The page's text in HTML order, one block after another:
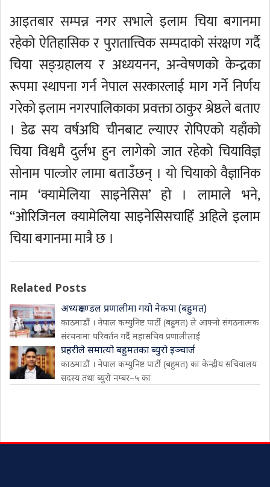
आइतबार सम्पन्न नगर सभाले इलाम चिया बगानमा
रहेको ऐतिहासिक र पुरातात्त्विक सम्पदाको संरक्षण गर्दै
चिया सङ्ग्रहालय र अध्ययनन, अन्वेषणको केन्द्रका
रूपमा स्थापना गर्न नेपाल सरकारलाई माग गर्ने निर्णय
गरेको इलाम नगरपालिकाका प्रवक्ता ठाकुर श्रेष्ठले बताए
। डेढ सय वर्षअघि चीनबाट ल्याएर रोपिएको यहाँको
चिया विश्वमै दुर्लभ हुन लागेको जात रहेको चियाविज्ञ
सोनाम पाल्जोर लामा बताउँछन् । यो चियाको वैज्ञानिक
नाम ‘क्यामेलिया साइनेसिस’ हो । लामाले भने,
“ओरिजिनल क्यामेलिया साइनेसिसचाहिँ अहिले इलाम
चिया बगानमा मात्रै छ ।
Related Posts
अध्यक्षमण्डल प्रणालीमा गयो नेकपा (बहुमत)
काठमाडौं । नेपाल कम्युनिष्ट पार्टी (बहुमत) ले आफ्नो संगठनात्मक
संरचनामा परिवर्तन गर्दै महासचिव प्रणालीलाई
प्रहरीले समात्यो बहुमतका ब्युरो इञ्चार्ज
काठमाडौं । नेपाल कम्युनिष्ट पार्टी (बहुमत) का केन्द्रीय सचिवालय
सदस्य तथा ब्युरो नम्बर–५ का